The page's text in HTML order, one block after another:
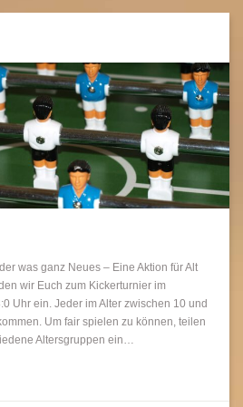
was ganz Neues – Eine Aktion für Alt
wir Euch zum Kickerturnier im
Uhr ein. Jeder im Alter zwischen 10 und
Um fair spielen zu können, teilen
Altersgruppen ein…